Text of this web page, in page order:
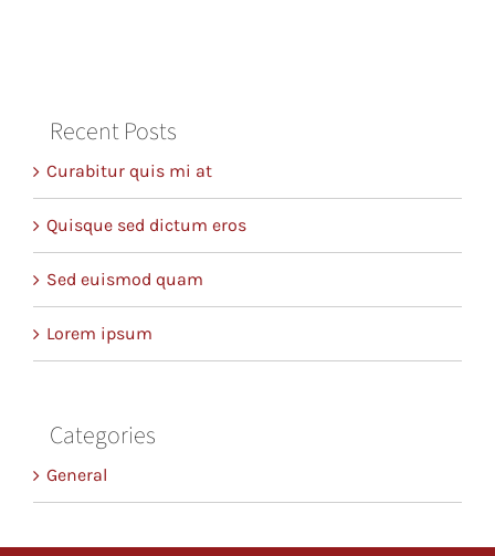
Recent Posts
Curabitur quis mi at
Quisque sed dictum eros
Sed euismod quam
Lorem ipsum
Categories
General